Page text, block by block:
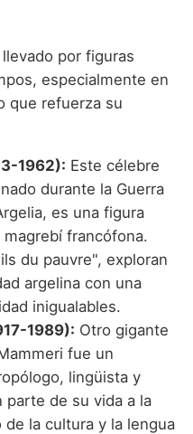
por figuras
especialmente en
que refuerza su
1962): Este célebre
durante la Guerra
es una figura
francófona.
du pauvre", exploran
argelina con una
inigualables.
1989): Otro gigante
fue un
lingüista y
parte de su vida a la
la cultura y la lengua